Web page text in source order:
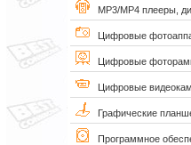
MP3/MP4 плееры,
Цифровые
Цифровые
Цифровые
Графические
Программное